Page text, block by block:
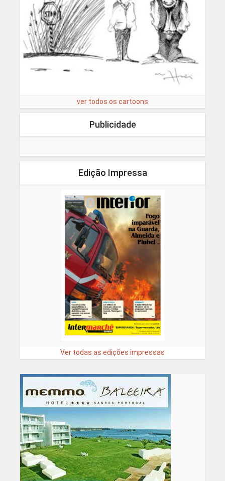
ver todos os cartoons
Publicidade
Edição Impressa
Ver todas as edições impressas